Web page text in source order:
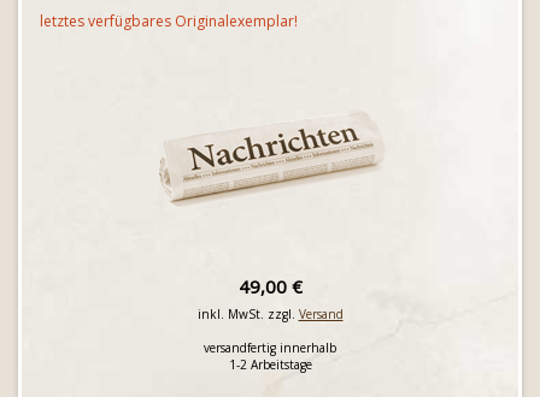
letztes verfügbares Originalexemplar!
49,00 €
inkl. MwSt. zzgl. Versand
versandfertig innerhalb
1-2 Arbeitstage